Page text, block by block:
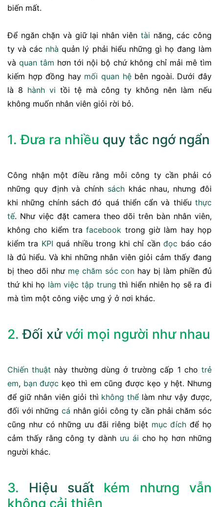
biến mất.
Để ngăn chặn và giữ lại nhân viêntài năng, các công
ty và các nhà quản lý phải hiểu những gì họ đang làm
và quan tâm hơn tới nội bộ chứ không chỉ mải mê tìm
kiếm hợp đồng hay mối quan hệbên ngoài. Dưới đây
là 8 hành vi tồi tệ mà công ty không nên làm nếu
không muốn nhân viên giỏi rời bỏ.
1. Đưa ra nhiều quy tắc ngớ ngẩn
Công nhận một điều rằng mỗi công ty cần phải có
những quy định và chính sáchkhác nhau, nhưng đôi
khi những chính sách đó quá thiển cẩn và thiếu thực
tế. Như việc đặt camera theo dõi trên bàn nhân viên,
không cho kiểm trafacebook trong giờ làm hay họp
kiểm tra KPI quá nhiều trong khi chỉ cầnđọc báo cáo
là đủ hiểu. Và khi những nhân viên giỏi cảm thấy đang
bị theo dõi như mẹ chăm sóc con hay bị làm phiền đủ
thứ khi họ làm việc tập trung thì hiển nhiên họ sẽ ra đi
mà tìm một công việc ưng ý ở nơi khác.
2.Đối xửvới mọi người như nhau
Chiến thuật này thường dùng ở trường cấp 1 chotrẻ
em, bạn được kẹo thì em cũng được kẹo y hệt. Nhưng
để giữ nhân viên giỏi thì không thể làm như vậy được,
đối với những cá nhân giỏi công ty cần phải chăm sóc
cũng như có những ưu đãi riêng biệt mục đích để họ
cảm thấy rằng công ty dành ưu ái cho họ hơn những
người khác.
3. Hiệu suất kém nhưng vẫn
không cải thiện